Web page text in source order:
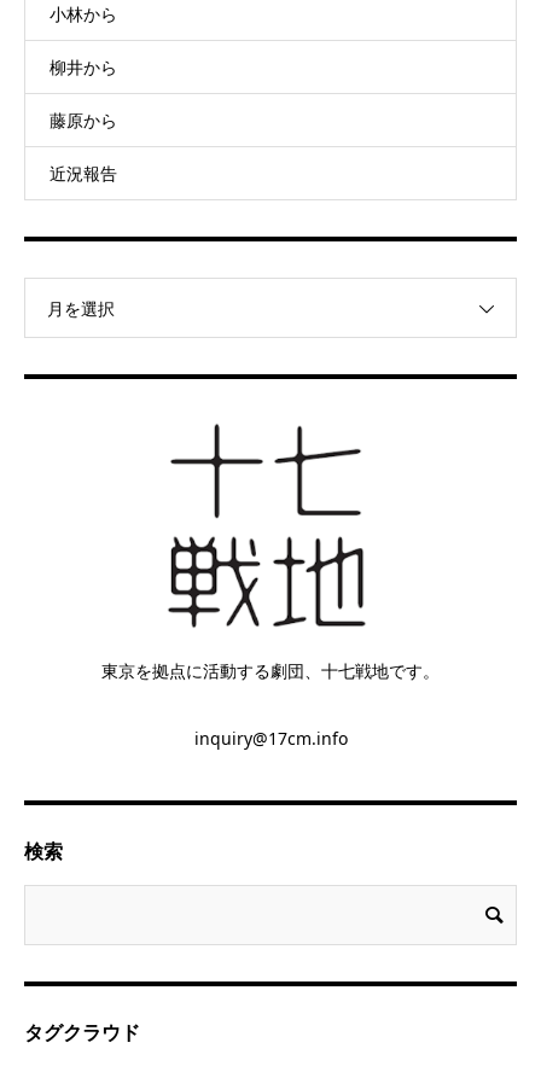
小林から
柳井から
藤原から
近況報告
月を選択
東京を拠点に活動する劇団、十七戦地です。
inquiry@17cm.info
検索
タグクラウド